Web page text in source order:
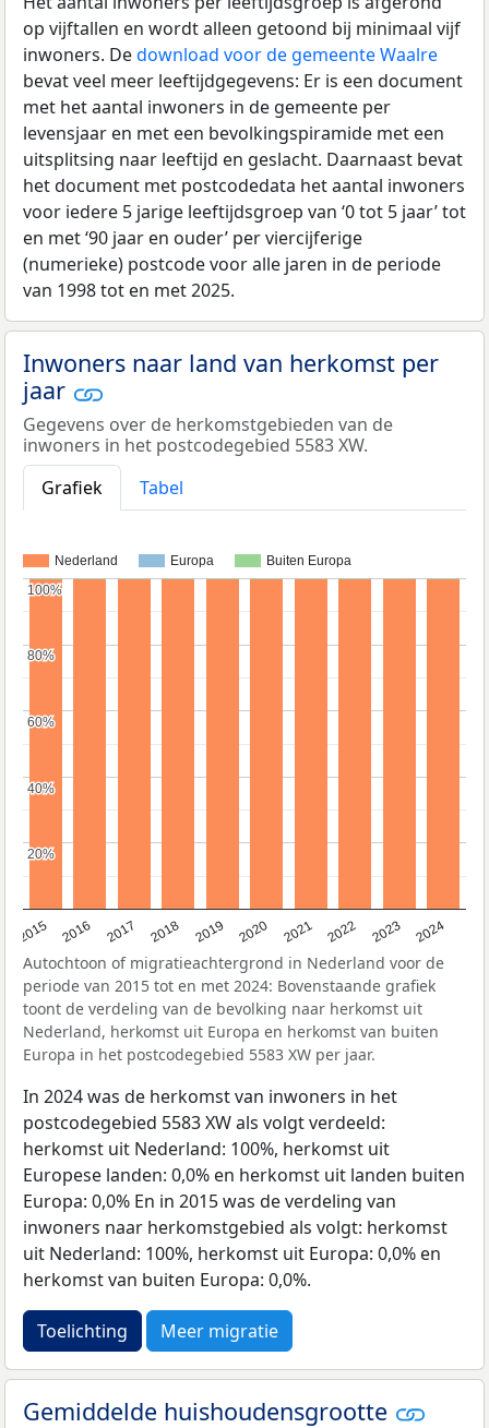
op vijftallen en wordt alleen getoond bij minimaal vijf
inwoners. Dedownload voor de gemeente Waalre
bevat veel meer leeftijdgegevens: Er is een document
met het aantal inwoners in de gemeente per
levensjaar en met een bevolkingspiramide met een
uitsplitsing naar leeftijd en geslacht. Daarnaast bevat
het document met postcodedata het aantal inwoners
voor iedere 5 jarige leeftijdsgroep van ‘0 tot 5 jaar’ tot
en met ‘90 jaar en ouder’ per viercijferige
(numerieke) postcode voor alle jaren in de periode
van 1998 tot en met 2025.
Inwoners naar land van herkomst per
jaar
Gegevens over de herkomstgebieden van de
inwoners in het postcodegebied 5583 XW.
Grafiek
Tabel
Nederland Europa Buiten Europa
2015 2016 2017 2018 2019 2020 2021 2022 2023 2024
20%
20%
40%
40%
60%
60%
80%
80%
100%
100%
Autochtoon of migratieachtergrond in Nederland voor de
periode van 2015 tot en met 2024: Bovenstaande grafiek
toont de verdeling van de bevolking naar herkomst uit
Nederland, herkomst uit Europa en herkomst van buiten
Europa in het postcodegebied 5583 XW per jaar.
In 2024 was de herkomst van inwoners in het
postcodegebied 5583 XW als volgt verdeeld:
herkomst uit Nederland: 100%, herkomst uit
Europese landen: 0,0% en herkomst uit landen buiten
Europa: 0,0% En in 2015 was de verdeling van
inwoners naar herkomstgebied als volgt: herkomst
uit Nederland: 100%, herkomst uit Europa: 0,0% en
herkomst van buiten Europa: 0,0%.
Toelichting Meer migratie
Gemiddelde huishoudensgrootte